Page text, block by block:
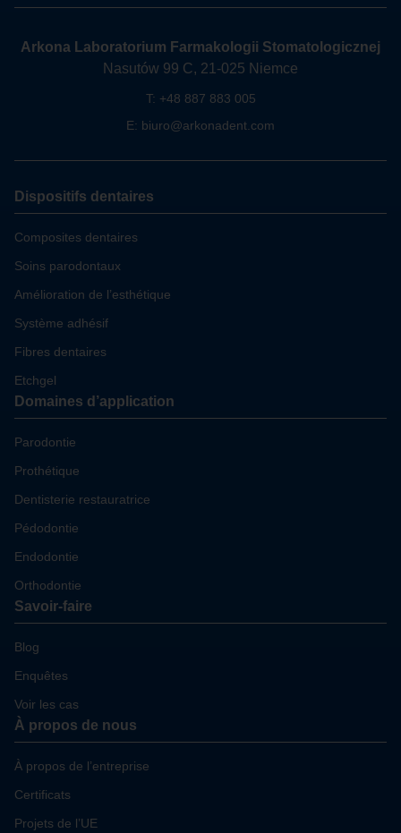
Arkona Laboratorium Farmakologii Stomatologicznej
Nasutów 99 C, 21-025 Niemce
T: +48 887 883 005
E: biuro@arkonadent.com
Dispositifs dentaires
Composites dentaires
Soins parodontaux
Amélioration de l’esthétique
Système adhésif
Fibres dentaires
Etchgel
Domaines d’application
Parodontie
Prothétique
Dentisterie restauratrice
Pédodontie
Endodontie
Orthodontie
Savoir-faire
Blog
Enquêtes
Voir les cas
À propos de nous
À propos de l’entreprise
Certificats
Projets de l’UE